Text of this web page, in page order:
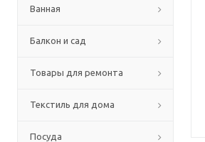
Ванная
Балкон и сад
Товары для ремонта
Текстиль для дома
Посуда